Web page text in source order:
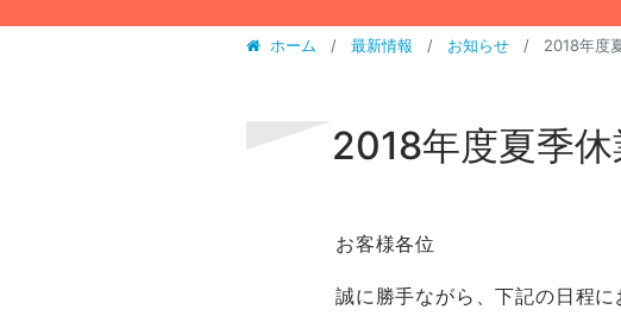
ホーム 最新情報 お知らせ 2018年度
2018年度夏季
お客様各位
誠に勝手ながら、下記の日程に